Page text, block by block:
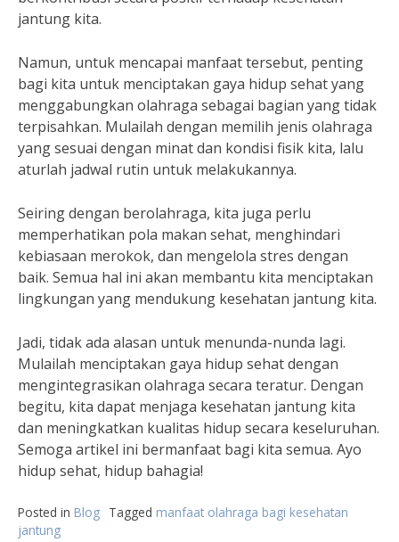
jantung kita.
Namun, untuk mencapai manfaat tersebut, penting
bagi kita untuk menciptakan gaya hidup sehat yang
menggabungkan olahraga sebagai bagian yang tidak
terpisahkan. Mulailah dengan memilih jenis olahraga
yang sesuai dengan minat dan kondisi fisik kita, lalu
aturlah jadwal rutin untuk melakukannya.
Seiring dengan berolahraga, kita juga perlu
memperhatikan pola makan sehat, menghindari
kebiasaan merokok, dan mengelola stres dengan
baik. Semua hal ini akan membantu kita menciptakan
lingkungan yang mendukung kesehatan jantung kita.
Jadi, tidak ada alasan untuk menunda-nunda lagi.
Mulailah menciptakan gaya hidup sehat dengan
mengintegrasikan olahraga secara teratur. Dengan
begitu, kita dapat menjaga kesehatan jantung kita
dan meningkatkan kualitas hidup secara keseluruhan.
Semoga artikel ini bermanfaat bagi kita semua. Ayo
hidup sehat, hidup bahagia!
Posted in Blog Tagged manfaat olahraga bagi kesehatan
jantung